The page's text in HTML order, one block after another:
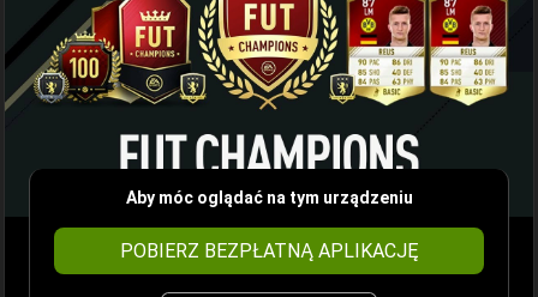
Aby móc oglądać na tym urządzeniu
POBIERZ BEZPŁATNĄ APLIKACJĘ